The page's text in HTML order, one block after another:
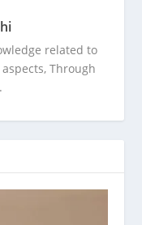
related to
Through